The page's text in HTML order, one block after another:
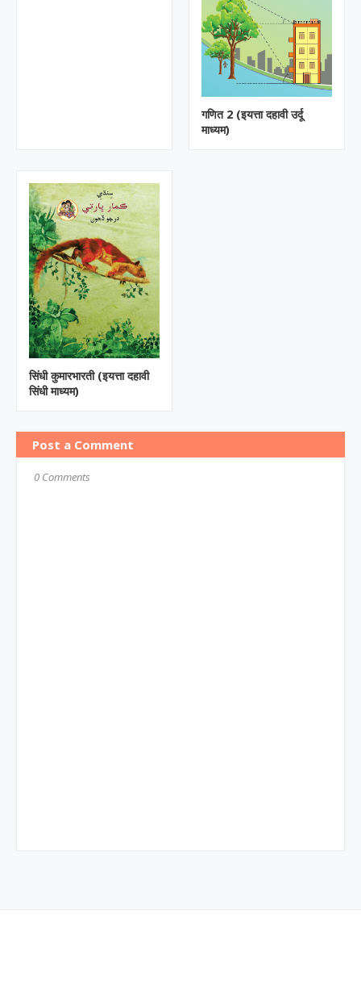
गणित 2 (इयत्ता दहावी उर्दू
माध्यम)
सिंधी कुमारभारती (इयत्ता दहावी
सिंधी माध्यम)
Post a Comment
0 Comments